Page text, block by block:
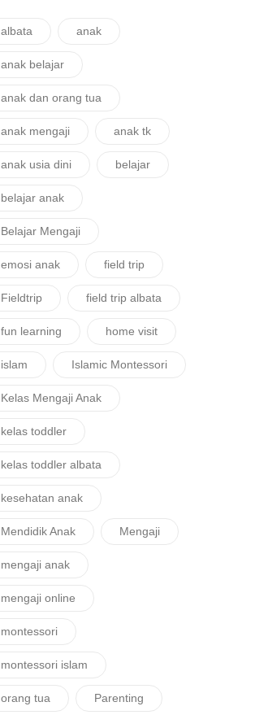
albata anak
anak belajar
anak dan orang tua
anak mengaji anak tk
anak usia dini belajar
belajar anak
Belajar Mengaji
emosi anak field trip
Fieldtrip field trip albata
fun learning home visit
islam Islamic Montessori
Kelas Mengaji Anak
kelas toddler
kelas toddler albata
kesehatan anak
Mendidik Anak Mengaji
mengaji anak
mengaji online
montessori
montessori islam
orang tua Parenting